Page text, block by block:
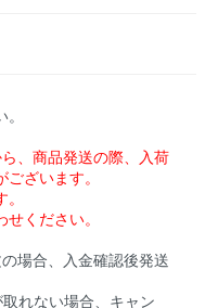
、商品発送の際、入荷
ざいます。
ください。
場合、入金確認後発送
れない場合、キャン